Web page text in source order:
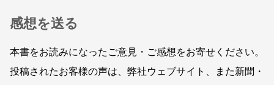
感想を送る
本書をお読みになったご意見・ご感想をお寄せください。
投稿されたお客様の声は、弊社ウェブサイト、また新聞・